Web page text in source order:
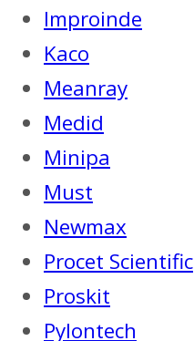
Improinde
Kaco
Meanray
Medid
Minipa
Must
Newmax
Procet Scientific
Proskit
Pylontech